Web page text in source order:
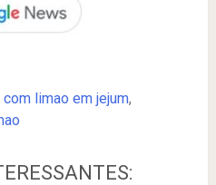
com limao em jejum,